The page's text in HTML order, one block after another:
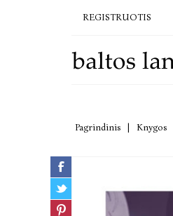
REGISTRUOTIS
Pagrindinis Knygos